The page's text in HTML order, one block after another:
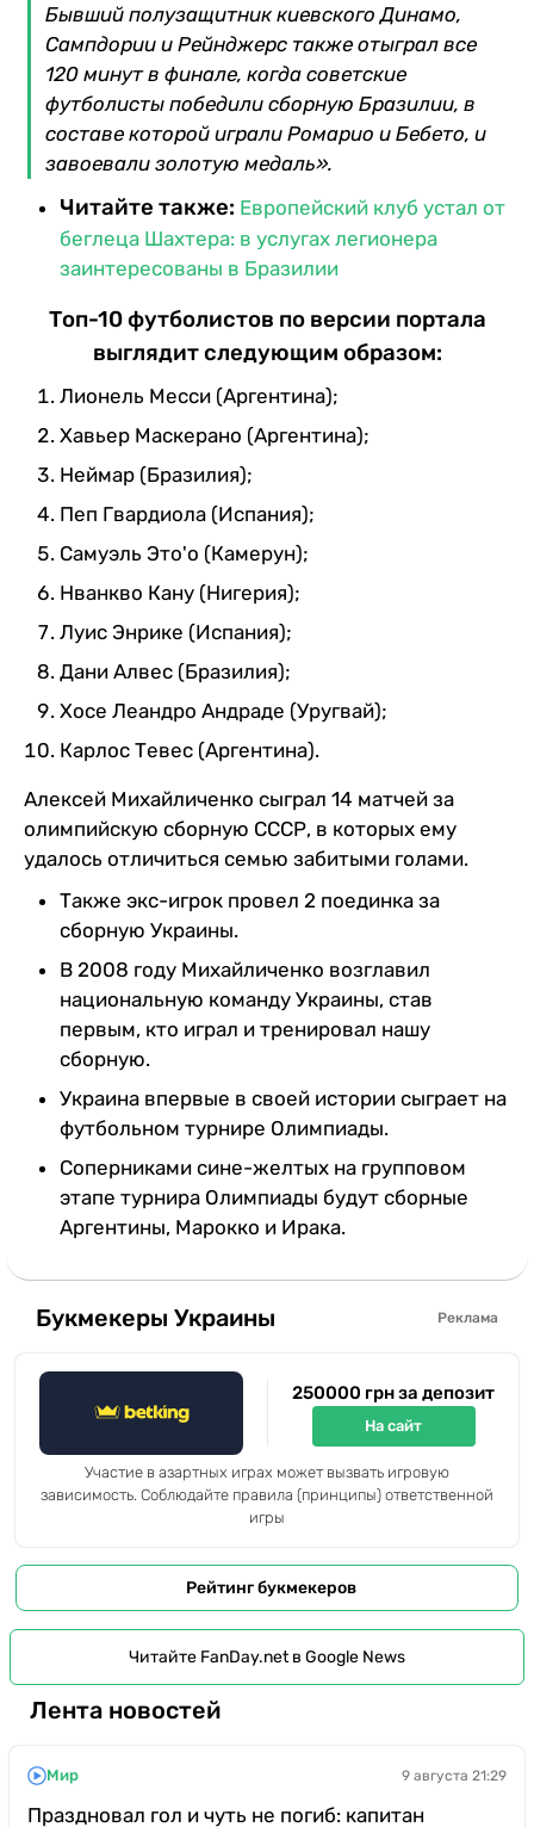
Бывший полузащитник киевского Динамо,
Сампдории и Рейнджерс также отыграл все
120 минут в финале, когда советские
футболисты победили сборную Бразилии, в
составе которой играли Ромарио и Бебето, и
завоевали золотую медаль».
Читайте также: Европейский клуб устал от
беглеца Шахтера: в услугах легионера
заинтересованы в Бразилии
Топ-10 футболистов по версии портала
выглядит следующим образом:
Лионель Месси (Аргентина);
Хавьер Маскерано (Аргентина);
Неймар (Бразилия);
Пеп Гвардиола (Испания);
Самуэль Это'о (Камерун);
Нванкво Кану (Нигерия);
Луис Энрике (Испания);
Дани Алвес (Бразилия);
Хосе Леандро Андраде (Уругвай);
Карлос Тевес (Аргентина).
Алексей Михайличенко сыграл 14 матчей за
олимпийскую сборную СССР, в которых ему
удалось отличиться семью забитыми голами.
Также экс-игрок провел 2 поединка за
сборную Украины.
В 2008 году Михайличенко возглавил
национальную команду Украины, став
первым, кто играл и тренировал нашу
сборную.
Украина впервые в своей истории сыграет на
футбольном турнире Олимпиады.
Соперниками сине-желтых на групповом
этапе турнира Олимпиады будут сборные
Аргентины, Марокко и Ирака.
Букмекеры Украины Реклама
250000 грн за депозит
На сайт
Участие в азартных играх может вызвать игровую
зависимость. Соблюдайте правила (принципы) ответственной
игры
Рейтинг букмекеров
Читайте FanDay.net в Google News
Лента новостей
Мир 9 августа 21:29
Праздновал гол и чуть не погиб: капитан